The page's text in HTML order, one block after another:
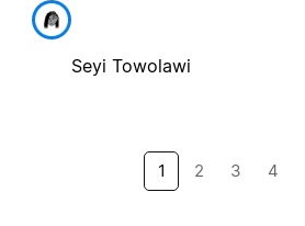
Seyi Towolawi
1 2 3 4